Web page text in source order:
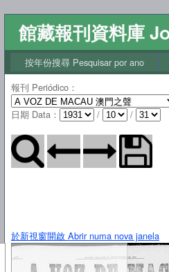
館藏報刊資料庫
按年份搜尋 Pesquisar por ano
報刊 Periódico ：
日期 Data ： / /
於新視窗開啟 Abrir numa nova janela